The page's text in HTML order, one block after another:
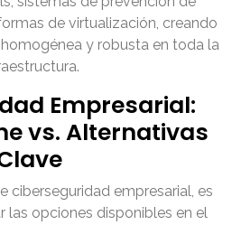
de virtualización, creando
y robusta en toda la
Empresarial:
vs. Alternativas
ciberseguridad empresarial, es
las opciones disponibles en el